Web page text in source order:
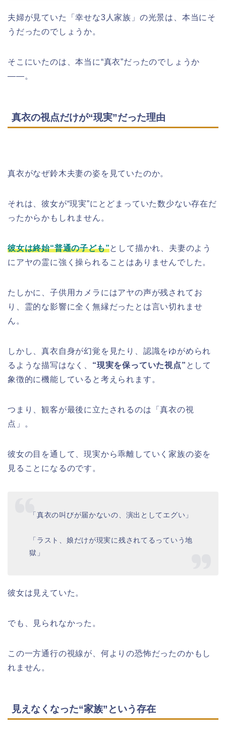
夫婦が見ていた「幸せな3人家族」の光景は、本当にそ
うだったのでしょうか。
そこにいたのは、本当に“真衣”だったのでしょうか
――。
真衣の視点だけが“現実”だった理由
真衣がなぜ鈴木夫妻の姿を見ていたのか。
それは、彼女が“現実”にとどまっていた数少ない存在だ
ったからかもしれません。
彼女は終始“普通の子ども”として描かれ、夫妻のよう
にアヤの霊に強く操られることはありませんでした。
たしかに、子供用カメラにはアヤの声が残されてお
り、霊的な影響に全く無縁だったとは言い切れませ
ん。
しかし、真衣自身が幻覚を見たり、認識をゆがめられ
るような描写はなく、 “現実を保っていた視点” として
象徴的に機能していると考えられます。
つまり、観客が最後に立たされるのは「真衣の視
点」。
彼女の目を通して、現実から乖離していく家族の姿を
見ることになるのです。
「真衣の叫びが届かないの、演出としてエグい」
「ラスト、娘だけが現実に残されてるっていう地
獄」
彼女は見えていた。
でも、見られなかった。
この一方通行の視線が、何よりの恐怖だったのかもし
れません。
見えなくなった“家族”という存在